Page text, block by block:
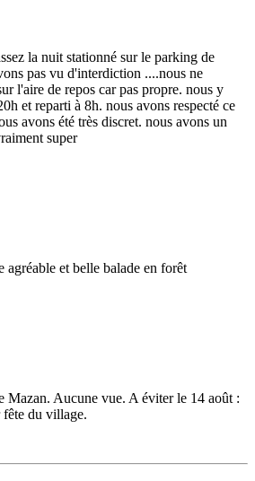
la nuit stationné sur le parking de
pas vu d'interdiction ....nous ne
l'aire de repos car pas propre. nous y
et reparti à 8h. nous avons respecté ce
avons été très discret. nous avons un
super
agréable et belle balade en forêt
Mazan. Aucune vue. A éviter le 14 août :
du village.